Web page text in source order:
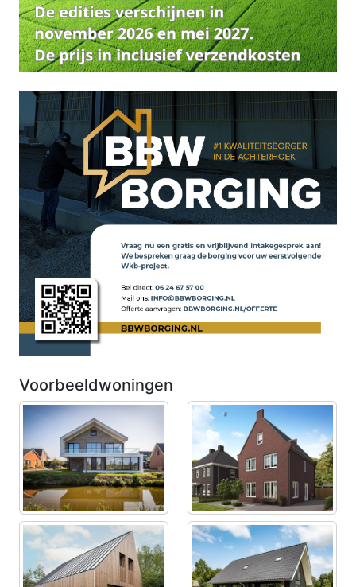
Voorbeeldwoningen